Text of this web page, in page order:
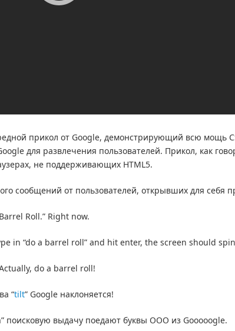
прикол от Google, демонстрирующий всю мощь
для развлечения пользователей. Прикол, как
не поддерживающих HTML5.
сообщений от пользователей, открывших для себя
Roll.” Right now.
in “do a barrel roll” and hit enter, the screen should
do a barrel roll!
“tilt” Google наклоняется!
поисковую выдачу поедают буквы OOO из Gooooogle.